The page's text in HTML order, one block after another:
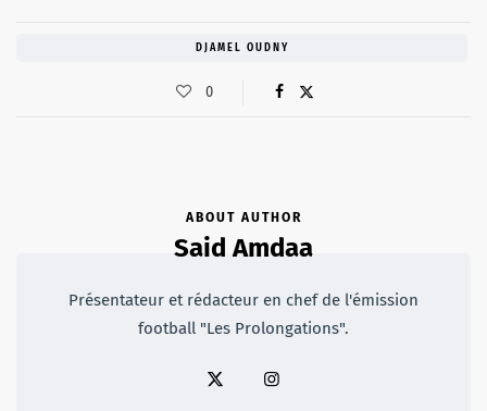
DJAMEL OUDNY
0
ABOUT AUTHOR
Said Amdaa
Présentateur et rédacteur en chef de l'émission
football "Les Prolongations".